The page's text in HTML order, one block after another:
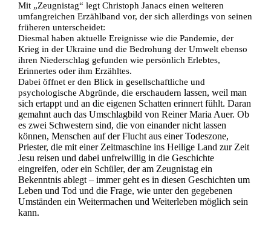
Mit „Zeugnistag“ legt Christoph Janacs einen weiteren
umfangreichen Erzählband vor, der sich allerdings von seinen
früheren unterscheidet:
Diesmal haben aktuelle Ereignisse wie die Pandemie, der
Krieg in der Ukraine und die Bedrohung der Umwelt ebenso
ihren Niederschlag gefunden wie persönlich Erlebtes,
Erinnertes oder ihm Erzähltes.
Dabei öffnet er den Blick in gesellschaftliche und
psychologische Abgründe, die erschaudernlassen, weil man
sich ertappt und an die eigenen Schatten erinnert fühlt. Daran
gemahntauch das Umschlagbild von Reiner Maria Auer.Ob
es zwei Schwestern sind, die von einandernicht lassen
können, Menschen auf der Flucht auseiner Todeszone,
Priester, die mit einer Zeitmaschineins Heilige Land zur Zeit
Jesu reisen unddabei unfreiwillig in die Geschichte
eingreifen,oder ein Schüler, der am Zeugnistag ein
Bekenntnisablegt – immer geht es in diesen Geschichtenum
Leben und Tod und die Frage, wie unter den gegebenen
Umständen ein Weitermachen undWeiterleben möglich sein
kann.